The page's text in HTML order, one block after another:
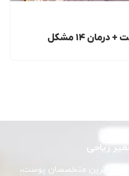
خواص قارچ گانودرما برای پوست + درمان ۱۴ مشکل
ریاحی
برجسته‌ترین متخصصان پوست،